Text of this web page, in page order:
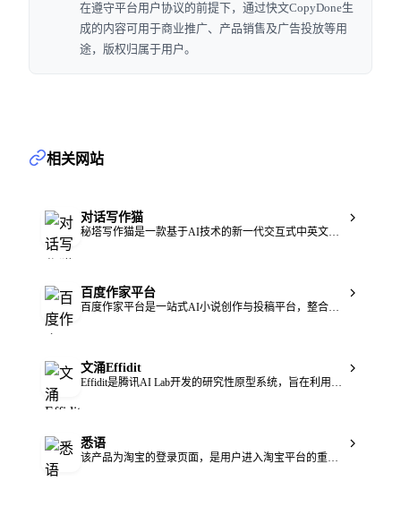
在遵守平台用户协议的前提下，通过快文CopyDone生
成的内容可用于商业推广、产品销售及广告投放等用
途，版权归属于用户。
相关网站
对话写作猫
秘塔写作猫是一款基于AI技术的新一代交互式中英文写作辅助平台，由秘塔科技研发，其创始技术团队为NLP领域专家。该平台拥有多种版本，方便用户在不同场景使用。它既提供免费版本，让用户体验基础功能，也有付费的基础版和高级版以满足更多字数额度和高级功能需求，基础版每月24元，高级版每月48元，定位为帮助用户提升写作效率和质量，解决写作难题。
百度作家平台
百度作家平台是一站式AI小说创作与投稿平台，整合了先进的AI技术，为作家提供全方位创作支持。它依托百度强大的技术背景，现已接入DeepSeek大模型，能帮助作家高效创作，解决开书、卡文难题。平台具有免费使用的特点，定位为专业的网文创作辅助工具，为广大作家与写作爱好者提供便利。
文涌Effidit
Effidit是腾讯AI Lab开发的研究性原型系统，旨在利用AI技术提升写作效率和创作体验。该产品定位为专业的智能写作辅助工具，支持通用版和学术版。其核心技术基于自然语言处理（NLP），能够对文本进行多方面的处理和优化。产品提供免费使用，用户无需支付费用即可享受其丰富的功能，适用于各类需要进行写作的人群。
悉语
该产品为淘宝的登录页面，是用户进入淘宝平台的重要入口。淘宝作为全球知名的电子商务平台，有着庞大的用户基础和丰富的商业资源。这个登录页面的重要性在于它为用户提供了安全、便捷的登录途径，保障了用户账号的安全性。其主要优点包括支持多种登录方式，能满足不同用户的需求；页面设计合理，操作简单易懂。该页面是免费使用的，其定位是服务于广大的淘宝用户，方便他们快速登录平台进行购物、交易等活动。